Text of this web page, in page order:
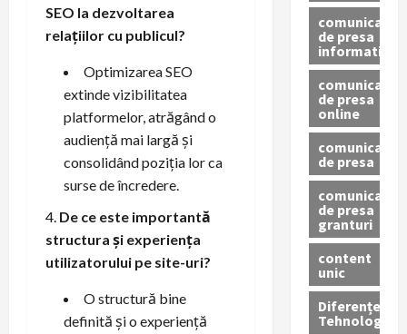
SEO la dezvoltarea
relațiilor cu publicul?
Optimizarea SEO
extinde vizibilitatea
platformelor, atrăgând o
audiență mai largă și
consolidând poziția lor ca
surse de încredere.
De ce este importantă
structura și experiența
utilizatorului pe site-uri?
O structură bine
definită și o experiență
comunicat
de presa
informativ
comunicat
de presa
online
comunicate
de presa
comunicate
de presa
granturi
content
unic
Diferențe
Tehnologice